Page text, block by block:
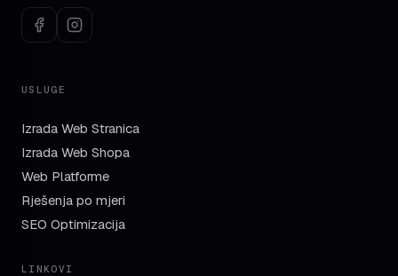
USLUGE
Izrada Web Stranica
Izrada Web Shopa
Web Platforme
Rješenja po mjeri
SEO Optimizacija
LINKOVI